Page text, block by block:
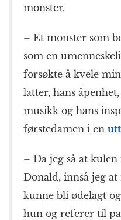
monster.
– Et monster som
som en
forsøkte å kvele
latter, hans
musikk og hans
førstedamen i en
– Da jeg så at
Donald, innså jeg
kunne bli ødelagt
hun og referer til